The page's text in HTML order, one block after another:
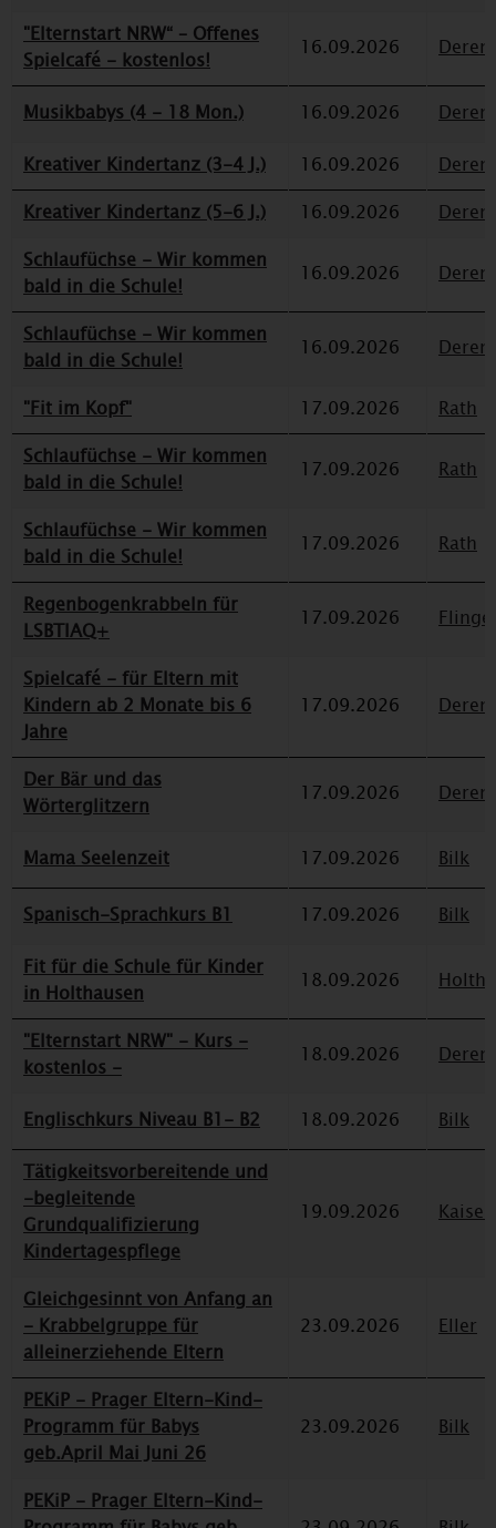
"Elternstart NRW“ – Offenes
Spielcafé - kostenlos!
16.09.2026
Musikbabys (4 - 18 Mon.) 16.09.2026
Kreativer Kindertanz (3-4 J.)
16.09.2026
Kreativer Kindertanz (5-6 J.)
16.09.2026
Schlaufüchse - Wir kommen
bald in die Schule!
16.09.2026
Schlaufüchse - Wir kommen
bald in die Schule!
16.09.2026
"Fit im Kopf" 17.09.2026
Rath
Schlaufüchse - Wir kommen
bald in die Schule!
17.09.2026 Rath
Schlaufüchse - Wir kommen
bald in die Schule!
17.09.2026 Rath
Regenbogenkrabbeln für
LSBTIAQ+
17.09.2026
Spielcafé - für Eltern mit
Kindern ab 2 Monate bis 6
Jahre
17.09.2026
Der Bär und das
Wörterglitzern
17.09.2026
Mama Seelenzeit 17.09.2026 Bilk
Spanisch-Sprachkurs B1 17.09.2026
Bilk
Fit für die Schule für Kinder
in Holthausen
18.09.2026
"Elternstart NRW" - Kurs -
kostenlos -
18.09.2026
Englischkurs Niveau B1- B2 18.09.2026
Bilk
Tätigkeitsvorbereitende und
-begleitende
Grundqualifizierung
Kindertagespflege
19.09.2026
Gleichgesinnt von Anfang an
- Krabbelgruppe für
alleinerziehende Eltern
23.09.2026 Eller
PEKiP - Prager Eltern-Kind-
Programm für Babys
geb.April Mai Juni 26
23.09.2026 Bilk
PEKiP - Prager Eltern-Kind-